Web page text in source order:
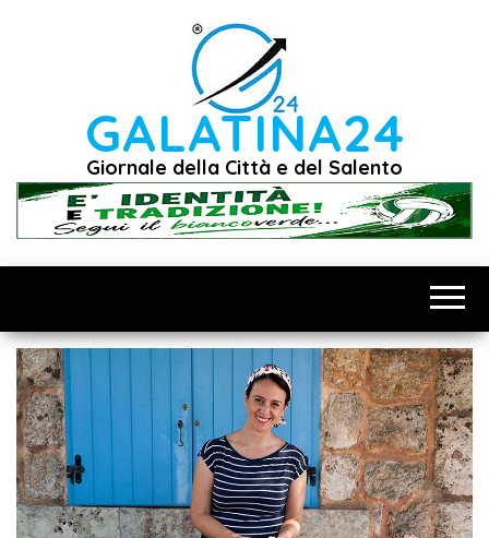
GALATINA24
Giornale della Città e del Salento